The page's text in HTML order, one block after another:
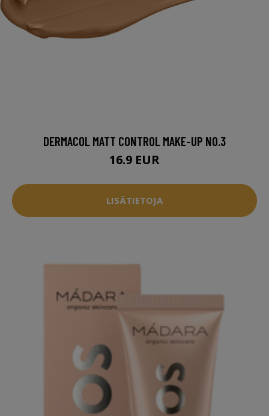
DERMACOL MATT CONTROL MAKE-UP NO.3
16.9 EUR
LISÄTIETOJA